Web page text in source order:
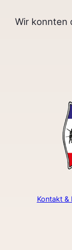
Wir konnten
Kontakt &